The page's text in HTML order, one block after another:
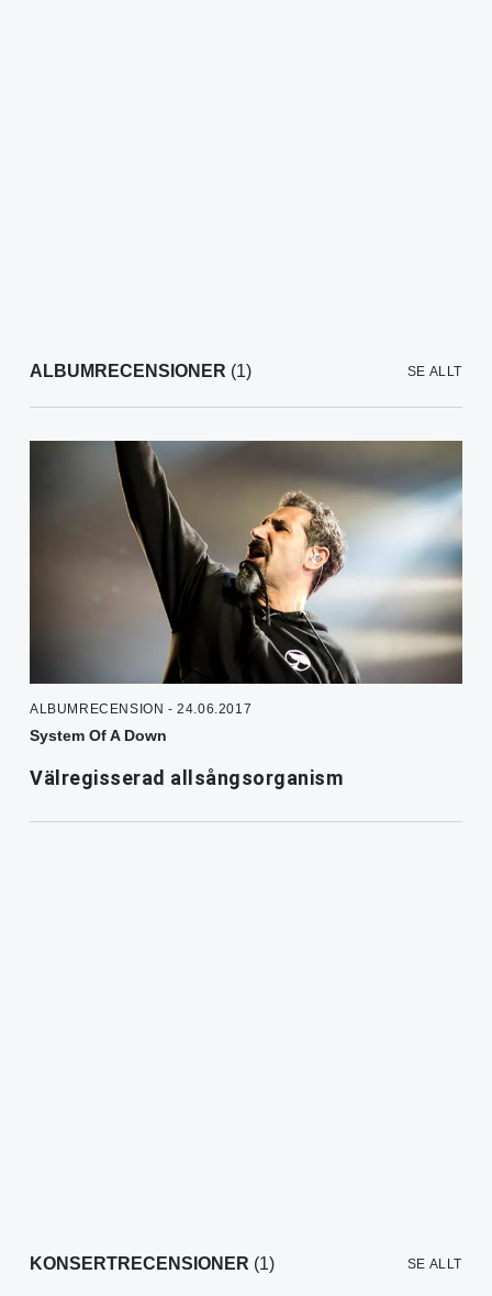
ALBUMRECENSIONER (1) SE ALLT
ALBUMRECENSION - 24.06.2017
System Of A Down
Välregisserad allsångsorganism
KONSERTRECENSIONER (1) SE ALLT